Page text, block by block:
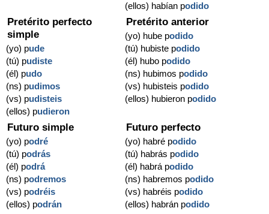
(ellos) habían podido
Pretérito perfecto
simple
(yo) pude
(tú) pudiste
(él) pudo
(ns) pudimos
(vs) pudisteis
(ellos) pudieron
Pretérito anterior
(yo) hube podido
(tú) hubiste podido
(él) hubo podido
(ns) hubimos podido
(vs) hubisteis podido
(ellos) hubieron podido
Futuro simple
(yo) podré
(tú) podrás
(él) podrá
(ns) podremos
(vs) podréis
(ellos) podrán
Futuro perfecto
(yo) habré podido
(tú) habrás podido
(él) habrá podido
(ns) habremos podido
(vs) habréis podido
(ellos) habrán podido